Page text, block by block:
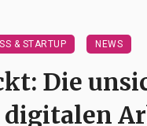
& STARTUP NEWS
Die
digitalen